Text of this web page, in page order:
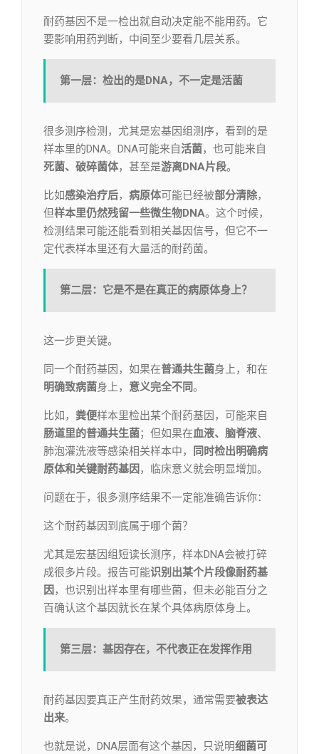
耐药基因不是一检出就自动决定能不能用药。它
要影响用药判断，中间至少要看几层关系。
第一层：检出的是DNA，不一定是活菌
很多测序检测，尤其是宏基因组测序，看到的是
样本里的DNA。DNA可能来自活菌，也可能来自
死菌、破碎菌体，甚至是游离DNA片段。
比如感染治疗后， 病原体可能已经被部分清除，
但样本里仍然残留一些微生物DNA。这个时候，
检测结果可能还能看到相关基因信号，但它不一
定代表样本里还有大量活的耐药菌。
第二层：它是不是在真正的病原体身上？
这一步更关键。
同一个耐药基因，如果在普通共生菌身上，和在
明确致病菌身上， 意义完全不同。
比如， 粪便样本里检出某个耐药基因，可能来自
肠道里的普通共生菌；但如果在血液、脑脊液、
肺泡灌洗液等感染相关样本中，
同时检出明确病
原体和关键耐药基因 ，临床意义就会明显增加。
问题在于，很多测序结果不一定能准确告诉你：
这个耐药基因到底属于哪个菌？
尤其是宏基因组短读长测序，样本DNA会被打碎
成很多片段。报告可能识别出某个片段像耐药基
因 ，也识别出样本里有哪些菌，但未必能百分之
百确认这个基因就长在某个具体病原体身上。
第三层：基因存在，不代表正在发挥作用
耐药基因要真正产生耐药效果，通常需要被表达
出来。
也就是说，DNA层面有这个基因，只说明细菌可